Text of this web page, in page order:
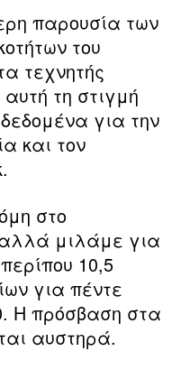
παρουσία των
του
τεχνητής
τη στιγμή
για την
και τον
στο
μιλάμε για
10,5
για πέντε
Η πρόσβαση στα
αυστηρά.